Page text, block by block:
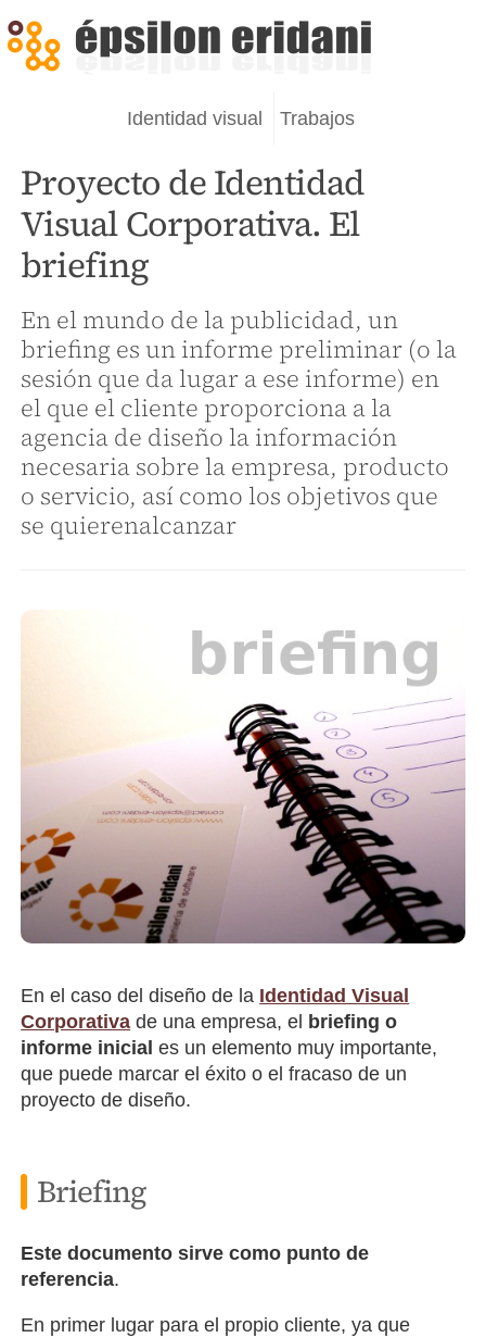
Identidad visual Trabajos
Proyecto de Identidad
Visual Corporativa. El
briefing
En el mundo de la publicidad, un
briefing es un informe preliminar (o la
sesión que da lugar a ese informe) en
el que el cliente proporciona a la
agencia de diseño la información
necesaria sobre la empresa, producto
o servicio, así como los objetivos que
se quierenalcanzar
En el caso del diseño de la Identidad Visual
Corporativa de una empresa, el briefing o
informe inicial es un elemento muy importante,
que puede marcar el éxito o el fracaso de un
proyecto de diseño.
Briefing
Este documento sirve como punto de
referencia.
En primer lugar para el propio cliente, ya que